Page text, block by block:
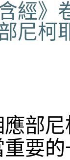
經》
尼柯
部
要